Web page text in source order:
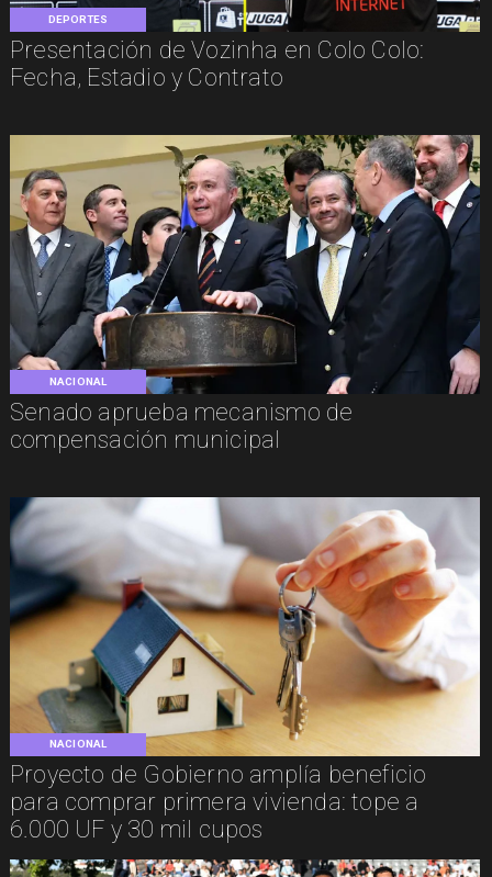
DEPORTES
Presentación de Vozinha en Colo Colo:
Fecha, Estadio y Contrato
NACIONAL
Senado aprueba mecanismo de
compensación municipal
NACIONAL
Proyecto de Gobierno amplía beneficio
para comprar primera vivienda: tope a
6.000 UF y 30 mil cupos